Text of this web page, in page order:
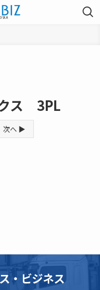
ス 3PL
次へ ▶
・ビジネス